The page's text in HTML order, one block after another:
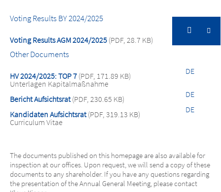
Voting Results BY 2024/2025
Voting Results AGM 2024/2025 (PDF, 28.7 KB) DE
Other Documents
HV 2024/2025: TOP 7 (PDF, 171.89 KB)
Unterlagen Kapitalmaßnahme
DE
Bericht Aufsichtsrat(PDF, 230.65 KB) DE
Kandidaten Aufsichtsrat(PDF, 319.13 KB)
Curriculum Vitae
DE
The documents published on this homepage are also available for
inspection at our offices. Upon request, we will send a copy of these
documents to any shareholder. If you have any questions regarding
the presentation of the Annual General Meeting, please contact